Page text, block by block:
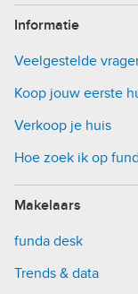
Informatie
Veelgestelde
Koop jouw eerste
Verkoop je huis
Hoe zoek ik op
Makelaars
funda desk
Trends & data